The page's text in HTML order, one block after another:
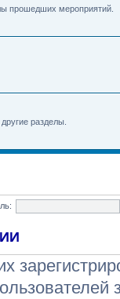
прошедших мероприятий.
разделы.